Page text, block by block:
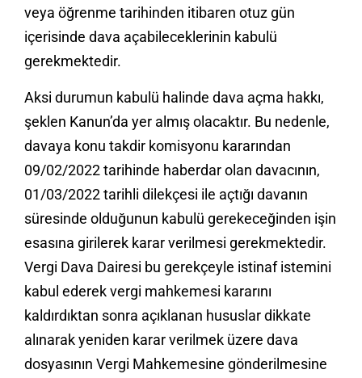
veya öğrenme tarihinden itibaren otuz gün
içerisinde dava açabileceklerinin kabulü
gerekmektedir.
Aksi durumun kabulü halinde dava açma hakkı,
şeklen Kanun’da yer almış olacaktır. Bu nedenle,
davaya konu takdir komisyonu kararından
09/02/2022 tarihinde haberdar olan davacının,
01/03/2022 tarihli dilekçesi ile açtığı davanın
süresinde olduğunun kabulü gerekeceğinden işin
esasına girilerek karar verilmesi gerekmektedir.
Vergi Dava Dairesi bu gerekçeyle istinaf istemini
kabul ederek vergi mahkemesi kararını
kaldırdıktan sonra açıklanan hususlar dikkate
alınarak yeniden karar verilmek üzere dava
dosyasının Vergi Mahkemesine gönderilmesine